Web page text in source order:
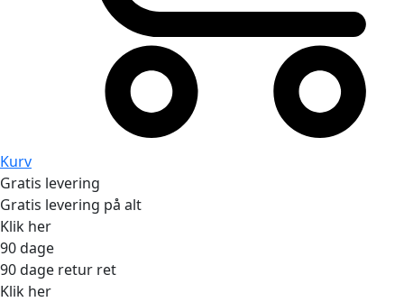
Kurv
Gratis levering
Gratis levering på alt
Klik her
90 dage
90 dage retur ret
Klik her